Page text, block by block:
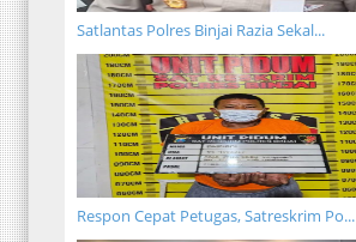
Satlantas Polres Binjai Razia Sekal...
Respon Cepat Petugas, Satreskrim Po...